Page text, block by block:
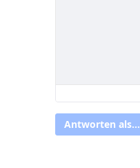
Antworten als...